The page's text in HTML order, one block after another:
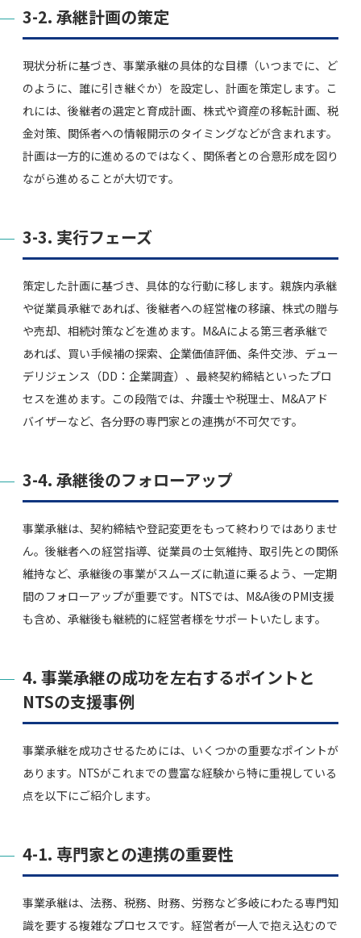
3-2. 承継計画の策定
現状分析に基づき、事業承継の具体的な目標（いつまでに、ど
のように、誰に引き継ぐか）を設定し、計画を策定します。こ
れには、後継者の選定と育成計画、株式や資産の移転計画、税
金対策、関係者への情報開示のタイミングなどが含まれます。
計画は一方的に進めるのではなく、関係者との合意形成を図り
ながら進めることが大切です。
3-3. 実行フェーズ
策定した計画に基づき、具体的な行動に移します。親族内承継
や従業員承継であれば、後継者への経営権の移譲、株式の贈与
や売却、相続対策などを進めます。M&Aによる第三者承継で
あれば、買い手候補の探索、企業価値評価、条件交渉、デュー
デリジェンス（DD：企業調査）、最終契約締結といったプロ
セスを進めます。この段階では、弁護士や税理士、M&Aアド
バイザーなど、各分野の専門家との連携が不可欠です。
3-4. 承継後のフォローアップ
事業承継は、契約締結や登記変更をもって終わりではありませ
ん。後継者への経営指導、従業員の士気維持、取引先との関係
維持など、承継後の事業がスムーズに軌道に乗るよう、一定期
間のフォローアップが重要です。NTSでは、M&A後のPMI支援
も含め、承継後も継続的に経営者様をサポートいたします。
4. 事業承継の成功を左右するポイントと
NTSの支援事例
事業承継を成功させるためには、いくつかの重要なポイントが
あります。NTSがこれまでの豊富な経験から特に重視している
点を以下にご紹介します。
4-1. 専門家との連携の重要性
事業承継は、法務、税務、財務、労務など多岐にわたる専門知
識を要する複雑なプロセスです。経営者が一人で抱え込むので